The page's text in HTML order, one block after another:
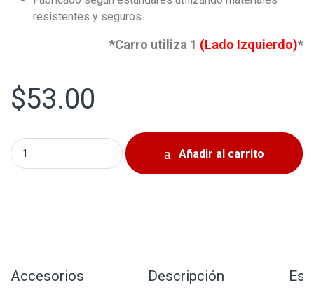
resistentes y seguros.
*Carro utiliza 1 (Lado Izquierdo)*
$53.00
Plato Delantero Izquierdo Hyundai Elantra Turbo 2021-
Añadir al carrito
Accesorios Descripción